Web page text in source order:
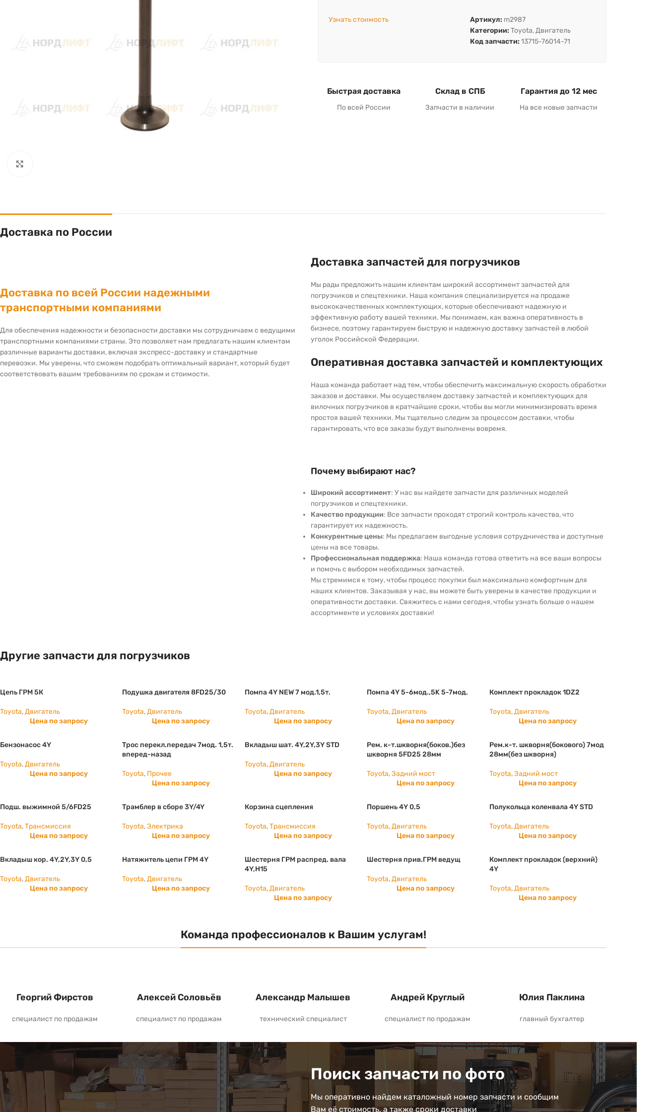
Узнать стоимость Артикул: m2987
Категории: Toyota, Двигатель
Код запчасти: 13715-76014-71
Быстрая доставка
По всей России
Склад в СПБ
Запчасти в наличии
Гарантия до 12 мес
На все новые запчасти
Доставка по России
Доставка по всей России надежными
транспортными компаниями
Для обеспечения надежности и безопасности доставки мы сотрудничаем с ведущими
транспортными компаниями страны. Это позволяет нам предлагать нашим клиентам
различные варианты доставки, включая экспресс-доставку и стандартные
перевозки. Мы уверены, что сможем подобрать оптимальный вариант, который будет
соответствовать вашим требованиям по срокам и стоимости.
Доставка запчастей для погрузчиков
Мы рады предложить нашим клиентам широкий ассортимент запчастей для
погрузчиков и спецтехники. Наша компания специализируется на продаже
высококачественных комплектующих, которые обеспечивают надежную и
эффективную работу вашей техники. Мы понимаем, как важна оперативность в
бизнесе, поэтому гарантируем быструю и надежную доставку запчастей в любой
уголок Российской Федерации.
Оперативная доставка запчастей и комплектующих
Наша команда работает над тем, чтобы обеспечить максимальную скорость обработки
заказов и доставки. Мы осуществляем доставку запчастей и комплектующих для
вилочных погрузчиков в кратчайшие сроки, чтобы вы могли минимизировать время
простоя вашей техники. Мы тщательно следим за процессом доставки, чтобы
гарантировать, что все заказы будут выполнены вовремя.
Почему выбирают нас?
Широкий ассортимент: У нас вы найдете запчасти для различных моделей
погрузчиков и спецтехники.
Качество продукции: Все запчасти проходят строгий контроль качества, что
гарантирует их надежность.
Конкурентные цены: Мы предлагаем выгодные условия сотрудничества и доступные
цены на все товары.
Профессиональная поддержка: Наша команда готова ответить на все ваши вопросы
и помочь с выбором необходимых запчастей.
Мы стремимся к тому, чтобы процесс покупки был максимально комфортным для
наших клиентов. Заказывая у нас, вы можете быть уверены в качестве продукции и
оперативности доставки. Свяжитесь с нами сегодня, чтобы узнать больше о нашем
ассортименте и условиях доставки!
Другие запчасти для погрузчиков
Цепь ГРМ 5К
Toyota,Двигатель
Цена по запросу
Подушка двигателя 8FD25/30
Toyota,Двигатель
Цена по запросу
Помпа 4Y NEW 7 мод.1,5т.
Toyota,Двигатель
Цена по запросу
Помпа 4Y 5-6мод.,5K 5-7мод.
Toyota,Двигатель
Цена по запросу
Комплект прокладок 1DZ2
Toyota, Двигатель
Цена по запросу
Бензонасос 4Y
Toyota,Двигатель
Цена по запросу
Трос перекл.передач 7мод. 1,5т.
вперед-назад
Toyota, Прочее
Цена по запросу
Вкладыш шат. 4Y,2Y,3Y STD
Toyota,Двигатель
Цена по запросу
Рем. к-т.шкворня(боков.)без
шкворня 5FD25 28мм
Toyota,Задний мост
Цена по запросу
Рем.к-т. шкворня(бокового) 7мод
28мм(без шкворня)
Toyota, Задний мост
Цена по запросу
Подш. выжимной 5/6FD25
Toyota,Трансмиссия
Цена по запросу
Трамблер в сборе 3Y/4Y
Toyota,Электрика
Цена по запросу
Корзина сцепления
Toyota,Трансмиссия
Цена по запросу
Поршень 4Y 0,5
Toyota,Двигатель
Цена по запросу
Полукольца коленвала 4Y STD
Toyota, Двигатель
Цена по запросу
Вкладыш кор. 4Y,2Y,3Y 0,5
Toyota,Двигатель
Цена по запросу
Натяжитель цепи ГРМ 4Y
Toyota,Двигатель
Цена по запросу
Шестерня ГРМ распред. вала
4Y,H15
Toyota,Двигатель
Цена по запросу
Шестерня прив.ГРМ ведущ
Toyota,Двигатель
Цена по запросу
Комплект прокладок (верхний)
4Y
Toyota, Двигатель
Цена по запросу
Команда профессионалов к Вашим услугам!
Георгий Фирстов
специалист по продажам
Алексей Соловьёв
специалист по продажам
Александр Малышев
технический специалист
Андрей Круглый
специалист по продажам
Юлия Паклина
главный бухгалтер
Поиск запчасти по фото
Мы оперативно найдем каталожный номер запчасти и сообщим
Вам её стоимость, а также сроки доставки